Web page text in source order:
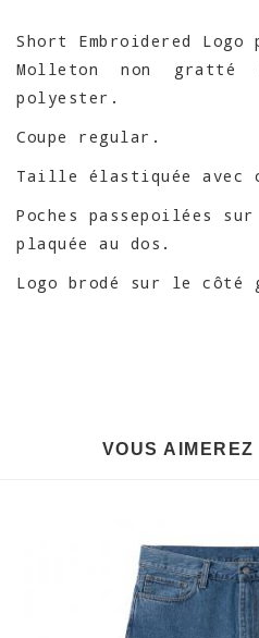
Short Embroidered Logo
Molleton non gratté
polyester.
Coupe regular.
Taille élastiquée avec
Poches passepoilées
plaquée au dos.
Logo brodé sur le côté
VOUS